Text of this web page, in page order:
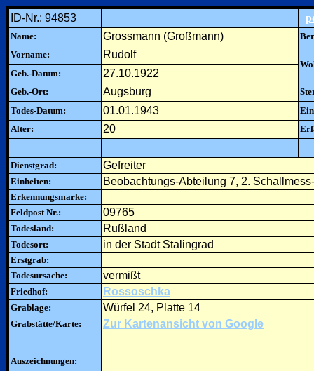
ID-Nr.: 94853
Name: Grossmann (Großmann)
Vorname:
Rudolf
Geb.-Datum:
27.10.1922
Geb.-Ort: Augsburg
Todes-Datum:
01.01.1943
Alter:
20
Dienstgrad: Gefreiter
Einheiten: Beobachtungs-Abteilung 7, 2.
Erkennungsmarke:
Feldpost Nr.:
09765
Todesland: Rußland
Todesort: in der Stadt Stalingrad
Erstgrab:
Todesursache:
vermißt
Friedhof: Rossoschka
Grablage: Würfel 24, Platte 14
Grabstätte/Karte: Zur Kartenansicht von Google
Auszeichnungen: